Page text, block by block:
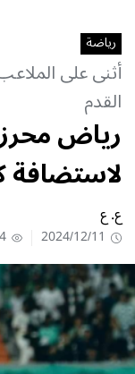
رياضة
أثنى على
القدم
رياض
لاستضافة
ع. ع
2024/12/11